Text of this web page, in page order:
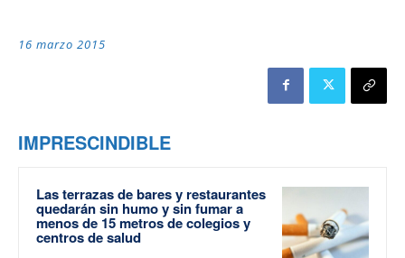
16 marzo 2015
IMPRESCINDIBLE
Las terrazas de bares y restaurantes
quedarán sin humo y sin fumar a
menos de 15 metros de colegios y
centros de salud